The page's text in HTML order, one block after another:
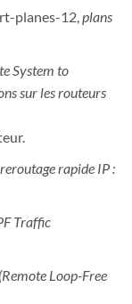
planes-12,plans
System to
sur les routeurs
rapide IP :
Traffic
Loop-Free